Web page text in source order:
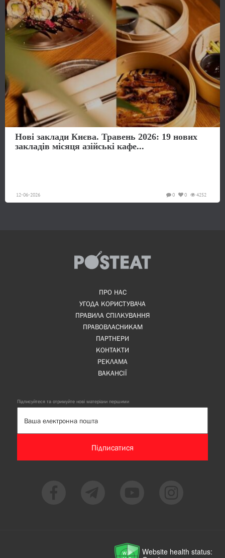
Нові заклади Києва. Травень 2026: 19 нових
закладів місяця азійські кафе...
12-06-2026 4252
0
0
ПРО НАС
УГОДА КОРИСТУВАЧА
ПРАВИЛА СПІЛКУВАННЯ
ПРАВОВЛАСНИКАМ
ПАРТНЕРИ
КОНТАКТИ
РЕКЛАМА
ВАКАНСІЇ
Підписуйтеся та отримуйте нові матеріали першими
Підписатися
Website health status: